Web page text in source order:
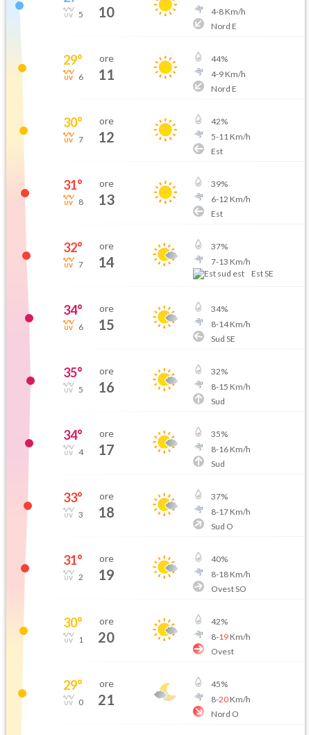
5 10
4-8Km/h
Nord E
29°
6
ore
11
44%
4-9Km/h
Nord E
30°
7
ore
12
42%
5-11 Km/h
Est
31°
8
ore
13
39%
6-12 Km/h
Est
32°
7
ore
14
37%
7-13 Km/h
Est SE
34°
6
ore
15
34%
8-14Km/h
Sud SE
35°
5
ore
16
32%
8-15 Km/h
Sud
34°
4
ore
17
35%
8-16Km/h
Sud
33°
3
ore
18
37%
8-17Km/h
Sud O
31°
2
ore
19
40%
8-18Km/h
Ovest SO
30°
1
ore
20
42%
8-19Km/h
Ovest
29°
0
ore
21
45%
8-20Km/h
Nord O